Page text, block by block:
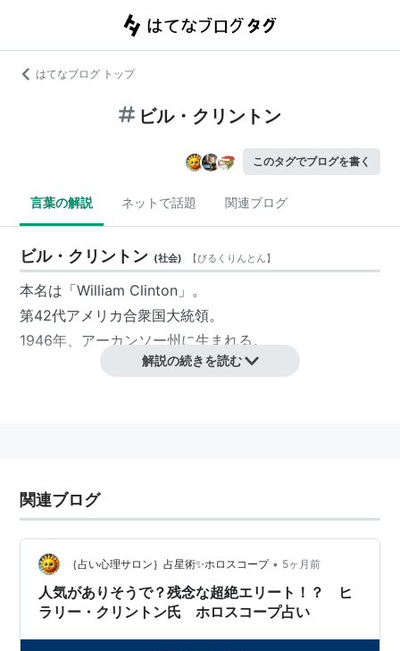
はてなブログ トップ
ビル・クリントン
このタグでブログを書く
言葉の解説 ネットで話題 関連ブログ
ビル・クリントン (社会) 【びるくりんとん】
本名は「William Clinton」。
第42代アメリカ合衆国大統領。
1946年、アーカンソー州に生まれる。
となる。
夫人は、現国務長官のヒラリー・クリントン 。
解説の続きを読む
関連ブログ
｛占い心理サロン｝占星術✨ホロスコープ • 5ヶ月前
人気がありそうで？残念な超絶エリート！？ ヒ
ラリー・クリントン氏 ホロスコープ占い